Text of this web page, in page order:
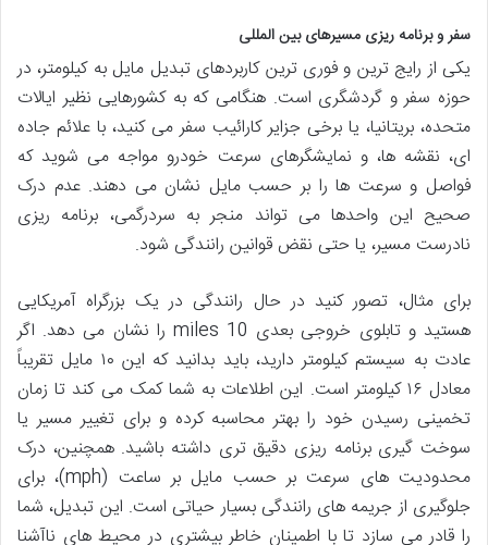
سفر و برنامه ریزی مسیرهای بین المللی
یکی از رایج ترین و فوری ترین کاربردهای تبدیل مایل به کیلومتر، در
حوزه سفر و گردشگری است. هنگامی که به کشورهایی نظیر ایالات
متحده، بریتانیا، یا برخی جزایر کارائیب سفر می کنید، با علائم جاده
ای، نقشه ها، و نمایشگرهای سرعت خودرو مواجه می شوید که
فواصل و سرعت ها را بر حسب مایل نشان می دهند. عدم درک
صحیح این واحدها می تواند منجر به سردرگمی، برنامه ریزی
نادرست مسیر، یا حتی نقض قوانین رانندگی شود.
برای مثال، تصور کنید در حال رانندگی در یک بزرگراه آمریکایی
هستید و تابلوی خروجی بعدی 10 miles را نشان می دهد. اگر
عادت به سیستم کیلومتر دارید، باید بدانید که این ۱۰ مایل تقریباً
معادل ۱۶ کیلومتر است. این اطلاعات به شما کمک می کند تا زمان
تخمینی رسیدن خود را بهتر محاسبه کرده و برای تغییر مسیر یا
سوخت گیری برنامه ریزی دقیق تری داشته باشید. همچنین، درک
محدودیت های سرعت بر حسب مایل بر ساعت (mph)، برای
جلوگیری از جریمه های رانندگی بسیار حیاتی است. این تبدیل، شما
را قادر می سازد تا با اطمینان خاطر بیشتری در محیط های ناآشنا